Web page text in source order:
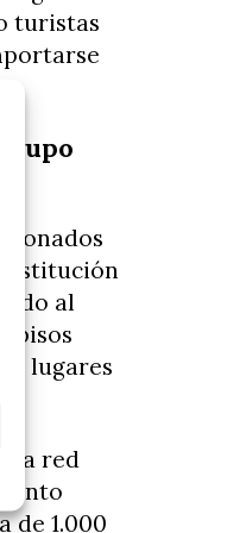
turistas
al
pisos
lugares
la red
tanto
de 1.000